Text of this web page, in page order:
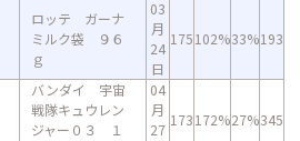
ロッテ ガーナ
ミルク袋 ９６
ｇ
03
月
24
日
175102%33%193
バンダイ 宇宙
戦隊キュウレン
ジャー０３ １
04
月
27
173172%27%345